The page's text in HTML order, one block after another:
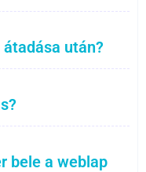
után?
bele a weblap